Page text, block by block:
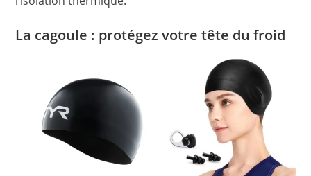
La cagoule : protégez votre tête du froid